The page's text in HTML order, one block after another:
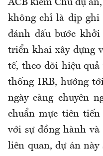
ACB kiêm Chủ dự
không chỉ là dịp ghi
đánh dấu bước
triển khai xây dựng
tế, theo dõi hiệu
thống IRB, hướng
ngày càng chuyên
chuẩn mực tiên
với sự đồng hành
liên quan, dự án này